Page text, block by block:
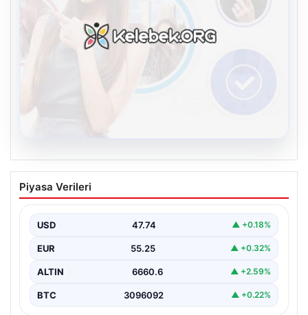
Kelebek.Org İle Dijital İletişimin Güvenli
Adresi Ve Chat Deneyimi
sağlaması büyük bir önem barındırmaktadır.
Günümüzde birçok…
Piyasa Verileri
USD 47.74 ▲ +0.18%
EUR 55.25 ▲ +0.32%
ALTIN 6660.6 ▲ +2.59%
BTC 3096092 ▲ +0.22%